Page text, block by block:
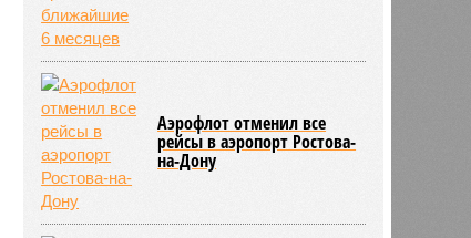
Аэрофлот отменил все
рейсы в аэропорт Ростова-
на-Дону